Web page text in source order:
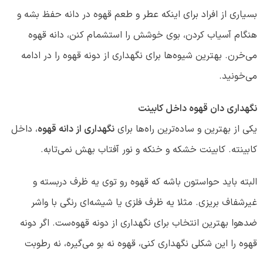
بسیاری از افراد برای اینکه عطر و طعم قهوه در دانه حفظ بشه و
هنگام آسیاب کردن، بوی خوشش را استشمام کنن، دانه قهوه
می‌خرن. بهترین شیوه‌ها برای نگهداری از دونه قهوه را در ادامه
می‌خونید.
نگهداری دان قهوه داخل کابینت
یکی از بهترین و ساده‌ترین راه‌ها برای نگهداری از دانه قهوه، داخل
کابینته. کابینت خشکه و خنکه و نور آفتاب بهش نمی‌تابه.
البته باید حواستون باشه که قهوه‌ رو توی یه ظرف دربسته و
غیرشفاف بریزی. مثلا یه ظرف فلزی یا شیشه‌ای رنگی با واشر
ضد‌هوا بهترین انتخاب برای نگهداری از دونه قهوه‌ست. اگر دونه
قهوه را این شکلی نگهداری کنی، قهوه نه بو می‌گیره، نه رطوبت